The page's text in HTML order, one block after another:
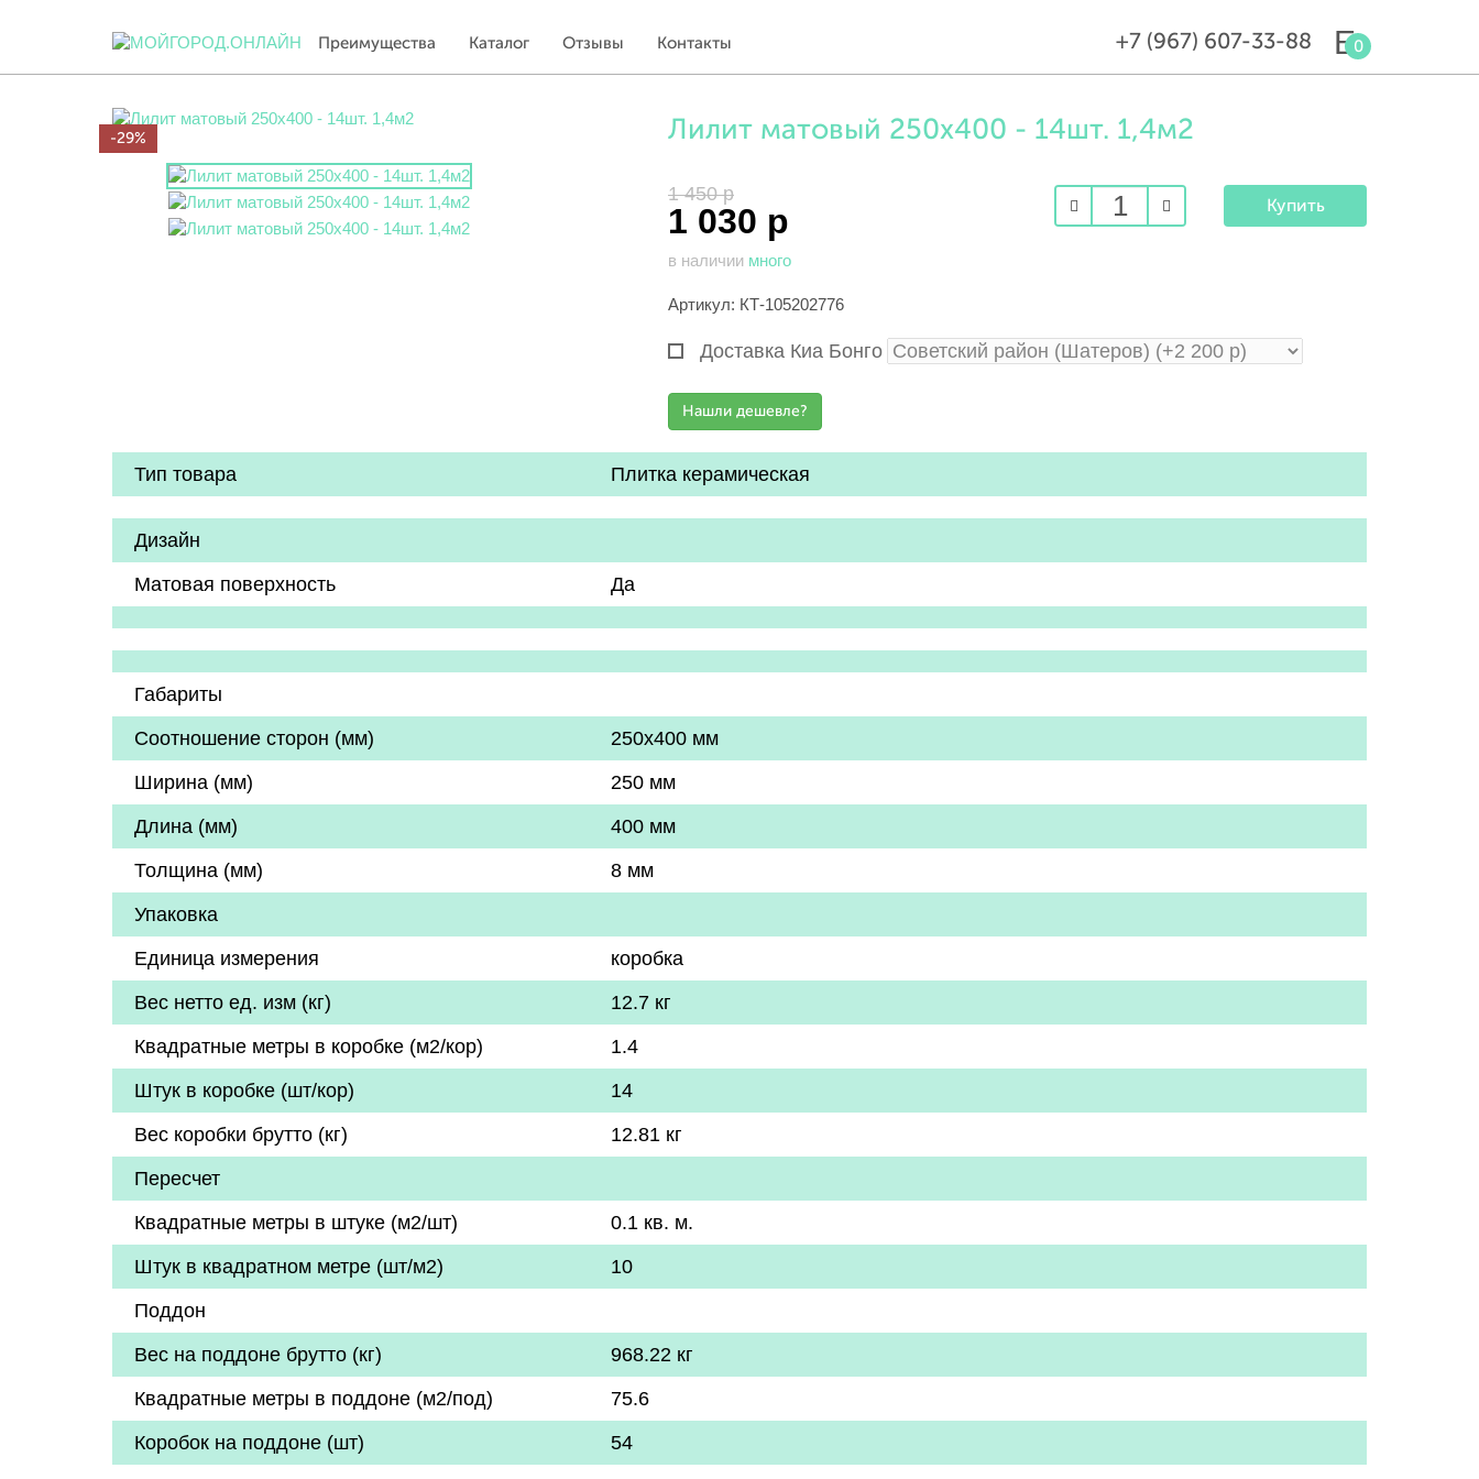
Преимущества Каталог Отзывы Контакты +7 (967) 607-33-88 0
-29% Лилит матовый 250х400 - 14шт. 1,4м2
1 450 р
1 030 р
в наличии много
Артикул: КТ-105202776
Доставка Киа Бонго
Тип товара Плитка керамическая
Дизайн
Матовая поверхность
Да
Габариты
Соотношение сторон (мм)
250x400 мм
Ширина (мм)
250 мм
Длина (мм)
400 мм
Толщина (мм)
8 мм
Упаковка
Единица измерения
коробка
Вес нетто ед. изм (кг)
12.7 кг
Квадратные метры в коробке (м2/кор)
1.4
Штук в коробке (шт/кор)
14
Вес коробки брутто (кг)
12.81 кг
Пересчет
Квадратные метры в штуке (м2/шт)
0.1 кв. м.
Штук в квадратном метре (шт/м2)
10
Поддон
Вес на поддоне брутто (кг)
968.22 кг
Квадратные метры в поддоне (м2/под)
75.6
Коробок на поддоне (шт)
54